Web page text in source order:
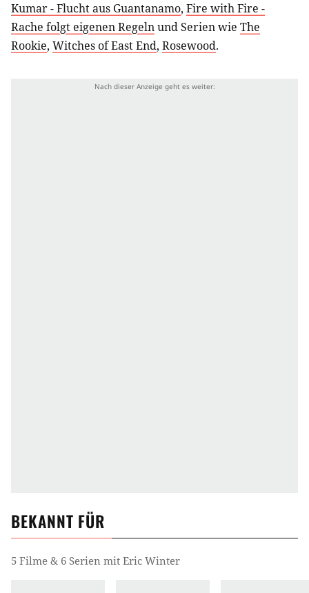
Kumar - Flucht aus Guantanamo, Fire with Fire -
Rache folgt eigenen Regelnund Serien wie The
Rookie, Witches of East End, Rosewood.
BEKANNT FÜR
5 Filme & 6 Serien mit Eric Winter